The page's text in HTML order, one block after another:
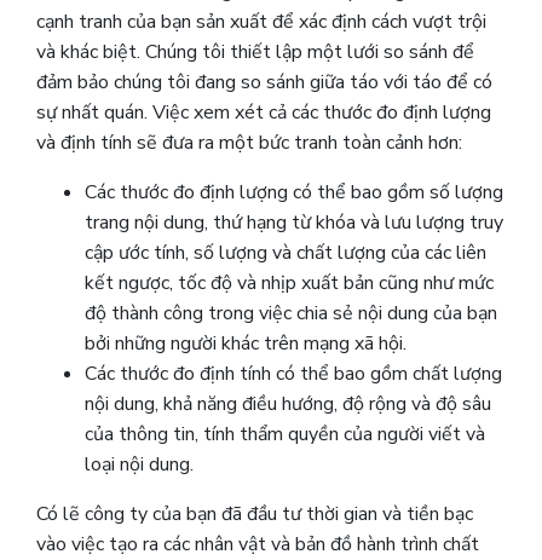
cạnh tranh của bạn sản xuất để xác định cách vượt trội
và khác biệt. Chúng tôi thiết lập một lưới so sánh để
đảm bảo chúng tôi đang so sánh giữa táo với táo để có
sự nhất quán. Việc xem xét cả các thước đo định lượng
và định tính sẽ đưa ra một bức tranh toàn cảnh hơn:
Các thước đo định lượng có thể bao gồm số lượng
trang nội dung, thứ hạng từ khóa và lưu lượng truy
cập ước tính, số lượng và chất lượng của các liên
kết ngược, tốc độ và nhịp xuất bản cũng như mức
độ thành công trong việc chia sẻ nội dung của bạn
bởi những người khác trên mạng xã hội.
Các thước đo định tính có thể bao gồm chất lượng
nội dung, khả năng điều hướng, độ rộng và độ sâu
của thông tin, tính thẩm quyền của người viết và
loại nội dung.
Có lẽ công ty của bạn đã đầu tư thời gian và tiền bạc
vào việc tạo ra các nhân vật và bản đồ hành trình chất